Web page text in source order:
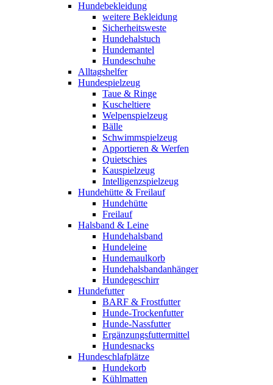
Hundebekleidung
weitere Bekleidung
Sicherheitsweste
Hundehalstuch
Hundemantel
Hundeschuhe
Alltagshelfer
Hundespielzeug
Taue & Ringe
Kuscheltiere
Welpenspielzeug
Bälle
Schwimmspielzeug
Apportieren & Werfen
Quietschies
Kauspielzeug
Intelligenzspielzeug
Hundehütte & Freilauf
Hundehütte
Freilauf
Halsband & Leine
Hundehalsband
Hundeleine
Hundemaulkorb
Hundehalsbandanhänger
Hundegeschirr
Hundefutter
BARF & Frostfutter
Hunde-Trockenfutter
Hunde-Nassfutter
Ergänzungsfuttermittel
Hundesnacks
Hundeschlafplätze
Hundekorb
Kühlmatten